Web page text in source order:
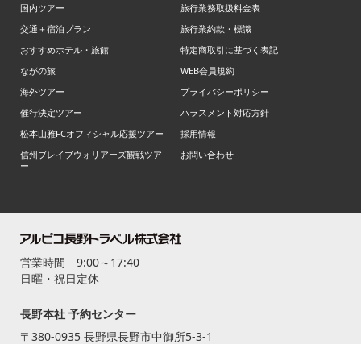
国内ツアー
交通＋宿泊プラン
おすすめホテル・旅館
ながの旅
海外ツアー
催行決定ツアー
松本山雅FCオフィシャル応援ツアー
信州ブレイブウォリアーズ観戦ツア
ー
旅行業務取扱料金表
旅行業約款・標識
特定商取引に基づく表記
WEB会員規約
プライバシーポリシー
ハラスメント対応方針
採用情報
お問い合わせ
営業時間 9:00～17:40
日曜・祝日定休
長野本社 予約センター
〒380-0935 長野県長野市中御所5-3-1